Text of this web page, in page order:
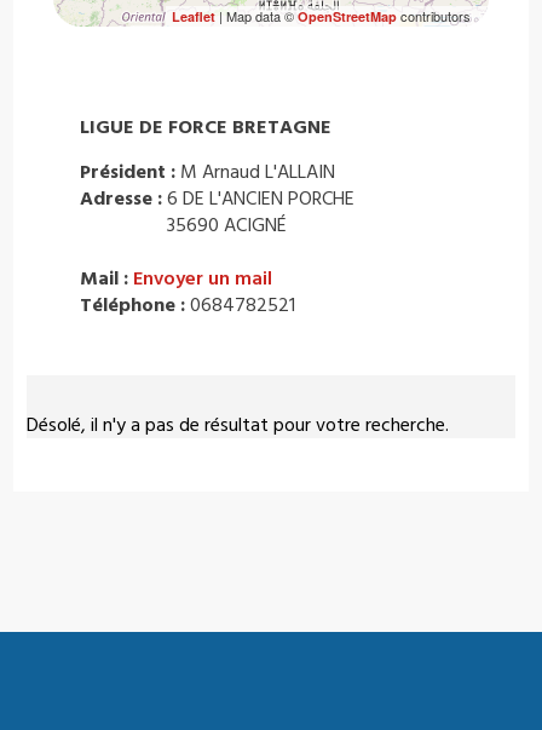
Désolé, il n'y a pas de résultat pour votre recherche.
Leaflet| Map data ©OpenStreetMapcontributors
LIGUE DE FORCE BRETAGNE
Président : M Arnaud L'ALLAIN
Adresse :6 DE L'ANCIEN PORCHE
35690 ACIGNÉ
Mail : Envoyer un mail
Téléphone :0684782521